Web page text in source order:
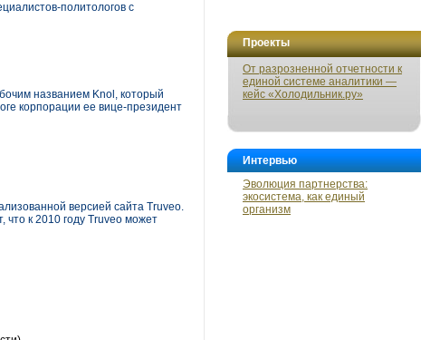
Проекты
От разрозненной отчетности к
единой системе аналитики —
кейс «Холодильник.ру»
Интервью
Эволюция партнерства:
экосистема, как единый
организм
политологов с
названием Knol, который
корпорации ее вице-президент
версией сайта Truveo.
что к 2010 году Truveo может